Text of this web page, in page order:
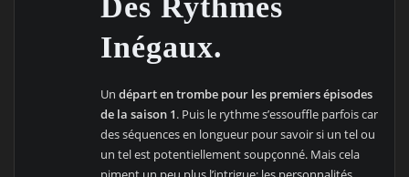
Des Rythmes
Inégaux.
Undépart en trombe pour les premiers épisodes
de la saison 1. Puis le rythme s’essouffle parfois car
des séquences en longueur pour savoir si un tel ou
un tel est potentiellement soupçonné. Mais cela